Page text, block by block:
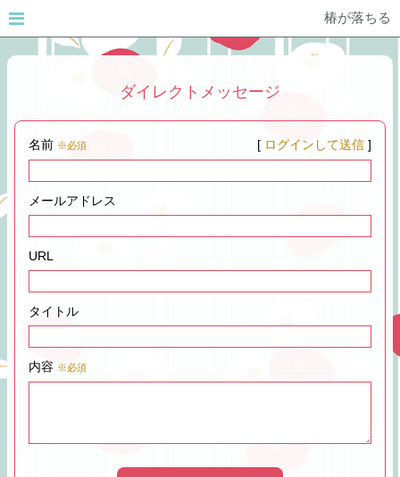
椿が落ちる
ダイレクトメッセージ
名前 ※必須 [ ログインして送信 ]
メールアドレス
URL
タイトル
内容 ※必須